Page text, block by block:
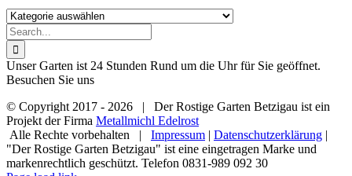
Kategorien
Search
for:
Unser Garten ist 24 Stunden Rund um die Uhr für Sie geöffnet.
Besuchen Sie uns
© Copyright 2017 - 2026 | Der Rostige Garten Betzigau ist ein
Projekt der Firma Metallmichl Edelrost
Alle Rechte vorbehalten | Impressum | Datenschutzerklärung |
"Der Rostige Garten Betzigau" ist eine eingetragen Marke und
markenrechtlich geschützt. Telefon 0831-989 092 30